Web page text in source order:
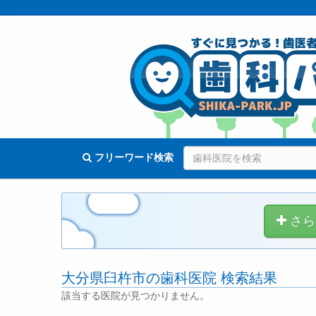
フリーワード検索
さら
大分県臼杵市の歯科医院 検索結果
該当する医院が見つかりません。